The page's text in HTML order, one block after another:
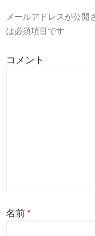
シ
ン
メールアドレスが公開
は必須項目です
コメント
名前*